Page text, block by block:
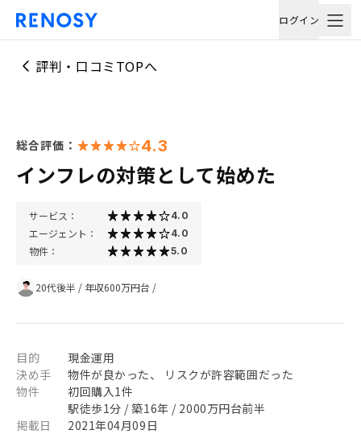
ログイン
評判・口コミTOPへ
総合評価： 4.3
インフレの対策として始めた
サービス： 4.0
エージェント： 4.0
物件： 5.0
20代後半 / 年収600万円台 /
目的
現金運用
決め手
物件が良かった、 リスクが許容範囲だった
物件
初回購入1件
駅徒歩1分 / 築16年 / 2000万円台前半
掲載日
2021年04月09日